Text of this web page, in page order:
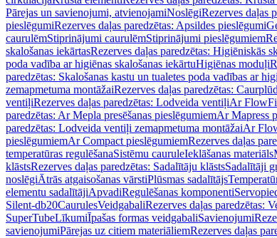
Pārejas un savienojumi, atvienojamiNoslēgiRezerves daļas
pieslēgumiRezerves daļas paredzētas: Apsildes pieslēgumi
caurulēmStiprinājumi caurulēmStiprinājumi pieslēgumiem
skalošanas iekārtasRezerves daļas paredzētas: Higiēniskās
poda vadība ar higiēnas skalošanas iekārtuHigiēnas moduļi
paredzētas: Skalošanas kastu un tualetes poda vadības ar
zemapmetuma montāžaiRezerves daļas paredzētas:
ventiļiRezerves daļas paredzētas: Lodveida ventiļiAr
paredzētas: Ar Mepla presēšanas pieslēgumiemAr Mapress
paredzētas: Lodveida ventiļi zemapmetuma montāžaiAr
pieslēgumiemAr Compact pieslēgumiemRezerves daļas
temperatūras regulēšanaSistēmu cauruleIeklāšanas materiāls
klāstsRezerves daļas paredzētas: Sadalītāju klāstsSadalītāji
noslēgiĀtrās atgaisošanas vārstiPlūsmas sadalītājs
elementu sadalītājiApvadiRegulēšanas komponenti
Silent-db20CaurulesVeidgabaliRezerves daļas paredzētas:
SuperTubeLīkumiĪpašas formas veidgabaliSavienojumi
savienojumiPārejas uz citiem materiāliemRezerves daļas